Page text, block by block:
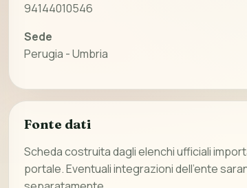
94144010546
Sede
Perugia - Umbria
Fonte dati
Scheda costruita dagli elenchi ufficiali
portale. Eventuali integrazioni dell’ente